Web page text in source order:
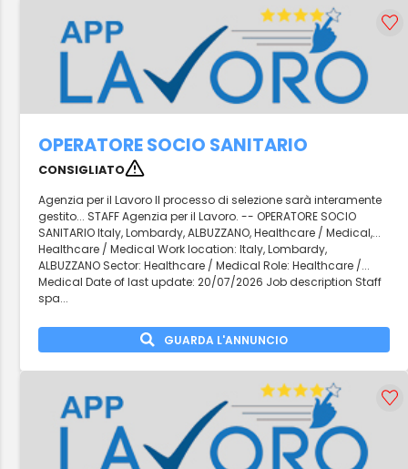
OPERATORE SOCIO SANITARIO
CONSIGLIATO
Agenzia per il Lavoro Il processo di selezione sarà interamente
gestito... STAFF Agenzia per il Lavoro. -- OPERATORE SOCIO
SANITARIO Italy, Lombardy, ALBUZZANO, Healthcare / Medical,...
Healthcare / Medical Work location: Italy, Lombardy,
ALBUZZANO Sector: Healthcare / Medical Role: Healthcare /...
Medical Date of last update: 20/07/2026 Job description Staff
spa...
GUARDA L'ANNUNCIO